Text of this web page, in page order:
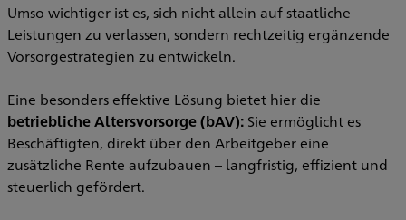
Umso wichtiger ist es, sich nicht allein auf staatliche
Leistungen zu verlassen, sondern rechtzeitig ergänzende
Vorsorgestrategien zu entwickeln.
Eine besonders effektive Lösung bietet hier die
betriebliche Altersvorsorge (bAV): Sie ermöglicht es
Beschäftigten, direkt über den Arbeitgeber eine
zusätzliche Rente aufzubauen – langfristig, effizient und
steuerlich gefördert.